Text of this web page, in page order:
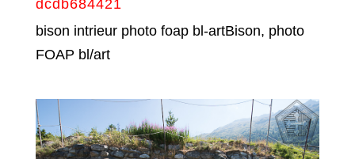
dcdb684421
bison intrieur photo foap bl-artBison, photo
FOAP bl/art